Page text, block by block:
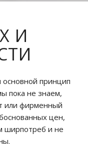
И
принцип
пока не знаем,
или фирменный
цен,
ширпотреб и не